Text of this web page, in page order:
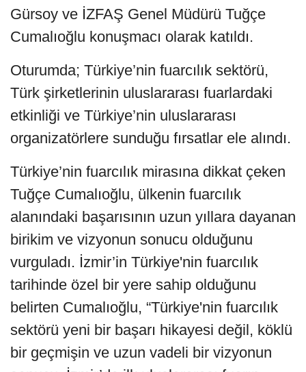
Gürsoy ve İZFAŞ Genel Müdürü Tuğçe
Cumalıoğlu konuşmacı olarak katıldı.
Oturumda; Türkiye’nin fuarcılık sektörü,
Türk şirketlerinin uluslararası fuarlardaki
etkinliği ve Türkiye’nin uluslararası
organizatörlere sunduğu fırsatlar ele alındı.
Türkiye’nin fuarcılık mirasına dikkat çeken
Tuğçe Cumalıoğlu, ülkenin fuarcılık
alanındaki başarısının uzun yıllara dayanan
birikim ve vizyonun sonucu olduğunu
vurguladı. İzmir’in Türkiye'nin fuarcılık
tarihinde özel bir yere sahip olduğunu
belirten Cumalıoğlu, “Türkiye'nin fuarcılık
sektörü yeni bir başarı hikayesi değil, köklü
bir geçmişin ve uzun vadeli bir vizyonun